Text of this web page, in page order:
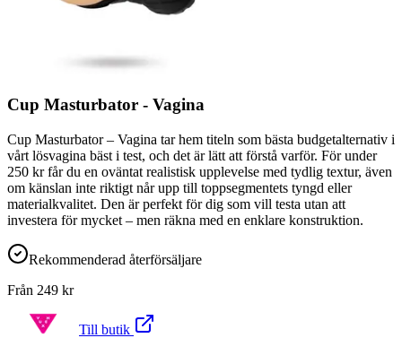
Cup Masturbator - Vagina
Cup Masturbator – Vagina tar hem titeln som bästa budgetalternativ i
vårt lösvagina bäst i test, och det är lätt att förstå varför. För under
250 kr får du en oväntat realistisk upplevelse med tydlig textur, även
om känslan inte riktigt når upp till toppsegmentets tyngd eller
materialkvalitet. Den är perfekt för dig som vill testa utan att
investera för mycket – men räkna med en enklare konstruktion.
Rekommenderad återförsäljare
Från 249 kr
Till butik